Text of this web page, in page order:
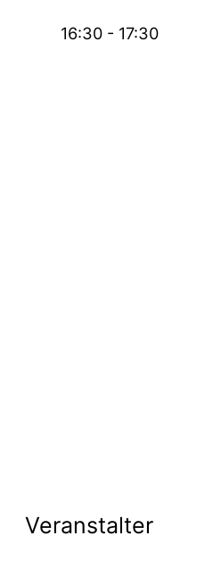
16:30 - 17:30
Veranstalter